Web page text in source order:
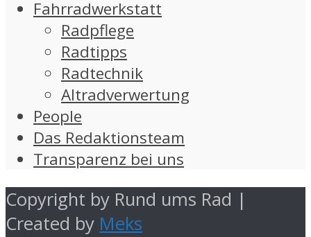
Fahrradwerkstatt
Radpflege
Radtipps
Radtechnik
Altradverwertung
People
Das Redaktionsteam
Transparenz bei uns
Copyright by Rund ums Rad |
Created by Meks